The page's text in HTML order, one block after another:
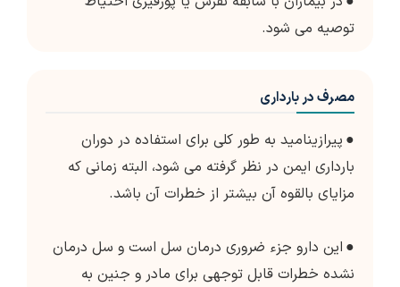
توصیه می شود.
مصرف در بارداری
● پیرازینامید به طور کلی برای استفاده در دوران
بارداری ایمن در نظر گرفته می شود، البته زمانی که
مزایای بالقوه آن بیشتر از خطرات آن باشد.
● این دارو جزء ضروری درمان سل است و سل درمان
نشده خطرات قابل توجهی برای مادر و جنین به